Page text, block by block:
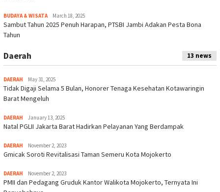
BUDAYA & WISATA March 18, 2025
Sambut Tahun 2025 Penuh Harapan, PTSBI Jambi Adakan Pesta Bona
Tahun
Daerah 13 news
DAERAH May 31, 2025
Tidak Digaji Selama 5 Bulan, Honorer Tenaga Kesehatan Kotawaringin
Barat Mengeluh
DAERAH January 13, 2025
Natal PGLII Jakarta Barat Hadirkan Pelayanan Yang Berdampak
DAERAH November 2, 2023
Gmicak Soroti Revitalisasi Taman Semeru Kota Mojokerto
DAERAH November 2, 2023
PMII dan Pedagang Gruduk Kantor Walikota Mojokerto, Ternyata Ini